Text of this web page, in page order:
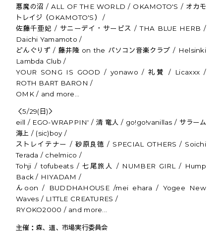
悪魔の沼 / ALL OF THE WORLD / OKAMOTO'S / オカモ
トレイジ（OKAMOTO'S） /
佐藤千亜妃 / サニーデイ・サービス / THA BLUE HERB /
Daichi Yamamoto /
どんぐりず / 藤井隆 on the パソコン音楽クラブ / Helsinki
Lambda Club /
YOUR SONG IS GOOD / yonawo / 礼賛 / Licaxxx /
ROTH BART BARON /
OMK / and more...
＜5/29(日)＞
eill / EGO-WRAPPIN' / 清 竜人 / go!go!vanillas / サラーム
海上 / (sic)boy /
ストレイテナー / 砂原良徳 / SPECIAL OTHERS / Soichi
Terada / chelmico /
Tohji / tofubeats / 七尾旅人 / NUMBER GIRL / Hump
Back / HIYADAM /
んoon / BUDDHAHOUSE /mei ehara / Yogee New
Waves / LITTLE CREATURES /
RYOKO2000 / and more...
主催：森、道、市場実行委員会